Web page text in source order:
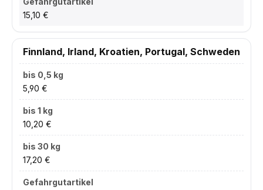
15,10 €
Finnland, Irland, Kroatien, Portugal, Schweden
5,90 €
10,20 €
17,20 €